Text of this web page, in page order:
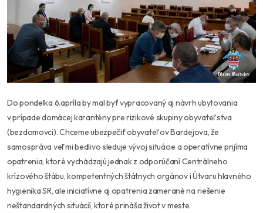
Do pondelka 6.apríla by mal byť vypracovaný aj návrh ubytovania
v prípade domácej karantény pre rizikové skupiny obyvateľstva
(bezdomovci). Chceme ubezpečiť obyvateľov Bardejova, že
samospráva veľmi bedlivo sleduje vývoj situácie a operatívne prijíma
opatrenia, ktoré vychádzajú jednak z odporúčaní Centrálneho
krízového štábu, kompetentných štátnych orgánov i Útvaru hlavného
hygienika SR, ale iniciatívne aj opatrenia zamerané na riešenie
neštandardných situácií, ktoré prináša život v meste.